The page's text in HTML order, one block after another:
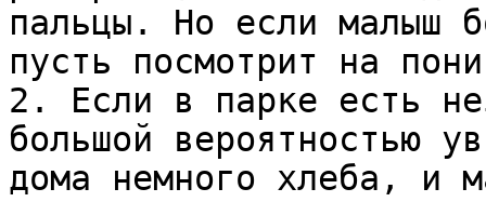
пальцы. Но если малыш
пусть посмотрит на
2. Если в парке есть
большой вероятностью
дома немного хлеба, и